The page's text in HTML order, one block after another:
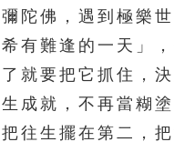
477 478
482 483
487 488
492 493
陀佛，遇到極樂
希有難逢的一天」
就要把它抓住，
成就，不再當糊
往生擺在第二，